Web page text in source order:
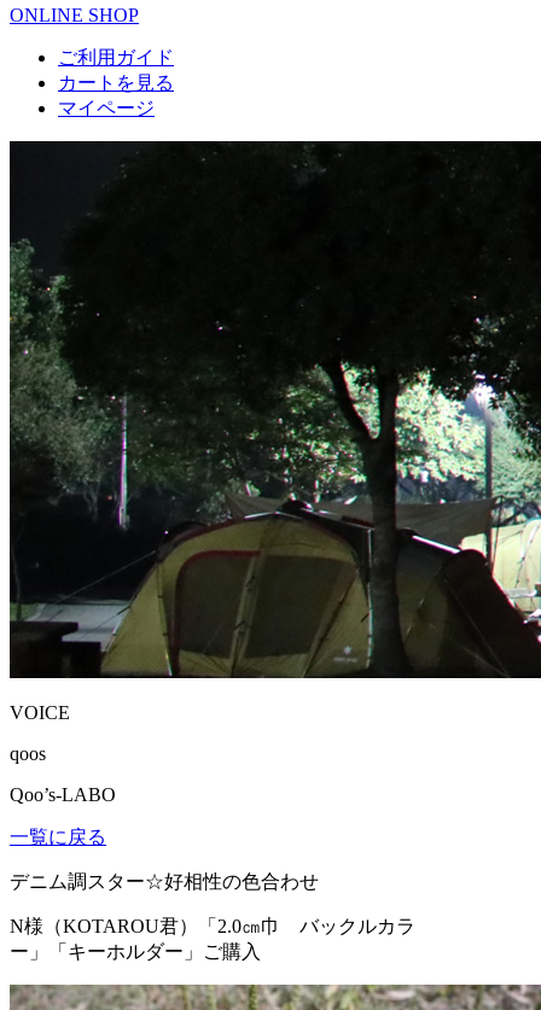
ONLINE SHOP
ご利用ガイド
カートを見る
マイページ
VOICE
qoos
Qoo’s-LABO
一覧に戻る
デニム調スター☆好相性の色合わせ
N様（KOTAROU君）
「2.0㎝巾 バックルカラ
ー」「キーホルダー」ご購入